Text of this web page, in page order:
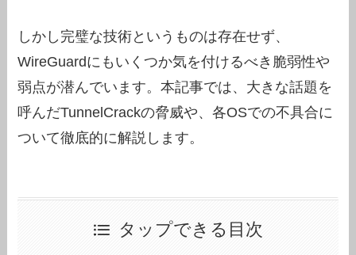
しかし完璧な技術というものは存在せず、
WireGuardにもいくつか気を付けるべき脆弱性や
弱点が潜んでいます。本記事では、大きな話題を
呼んだTunnelCrackの脅威や、各OSでの不具合に
ついて徹底的に解説します。
タップできる目次